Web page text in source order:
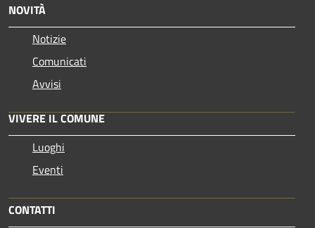
NOVITÀ
Notizie
Comunicati
Avvisi
VIVERE IL COMUNE
Luoghi
Eventi
CONTATTI